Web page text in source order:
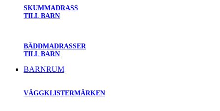
SKUMMADRASS
TILL BARN
BÄDDMADRASSER
TILL BARN
BARNRUM
VÄGGKLISTERMÄRKEN